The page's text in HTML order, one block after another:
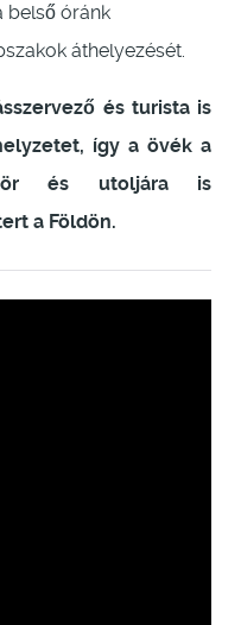
belső óránk
áthelyezését.
és turista is
így a övék a
és utoljára is
a Földön.